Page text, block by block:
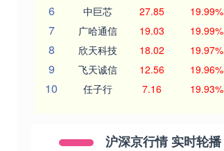
6 中巨芯 27.85 19.99%
7 广哈通信 19.03 19.99%
8 欣天科技 18.02 19.97%
9 飞天诚信 12.56 19.96%
10 任子行 7.16 19.93%
沪深京行情 实时轮播